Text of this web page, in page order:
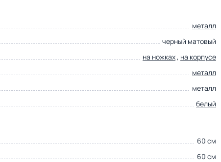
металл
черный матовый
на ножках, на корпусе
металл
металл
белый
60 см
60 см